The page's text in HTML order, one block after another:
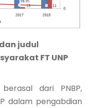
judul
FT UNP
dari PNBP,
dalam pengabdian